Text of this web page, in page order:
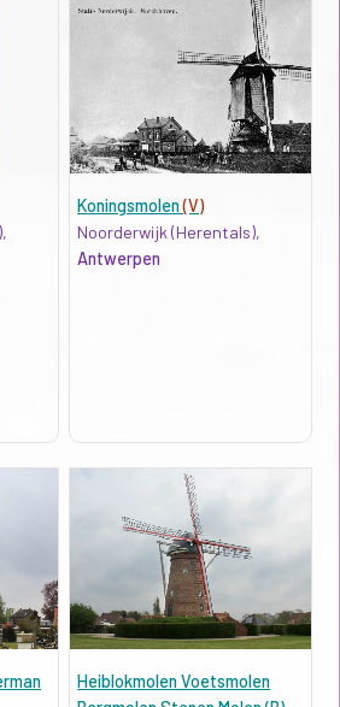
Koningsmolen(V)
Noorderwijk (Herentals),
Antwerpen
Heiblokmolen Voetsmolen